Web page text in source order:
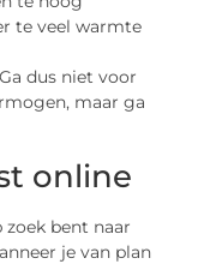
te veel warmte
dus niet voor
maar ga
online
bent naar
je van plan